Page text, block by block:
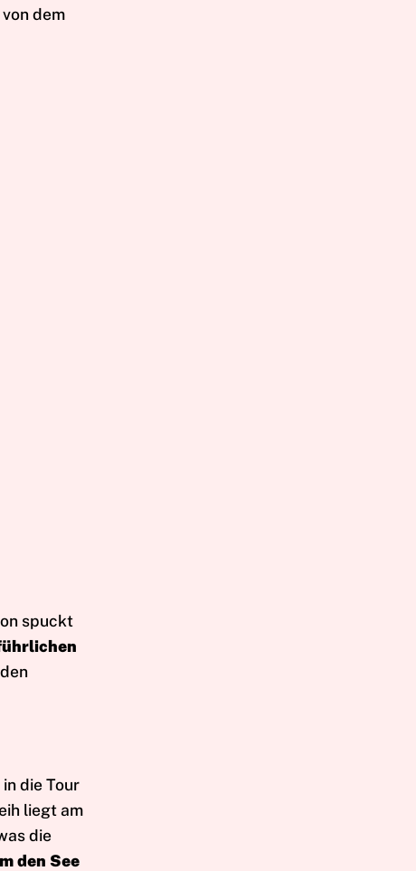
dem
spuckt
die Tour
liegt am
die
den See